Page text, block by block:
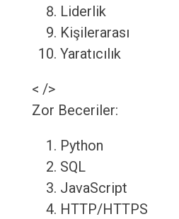
Liderlik
Kişilerarası
Yaratıcılık
< />
Zor Beceriler:
Python
SQL
JavaScript
HTTP/HTTPS